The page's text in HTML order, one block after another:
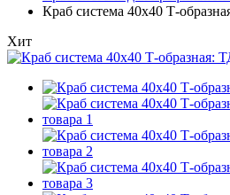
Краб система 40х40 Т-
Хит